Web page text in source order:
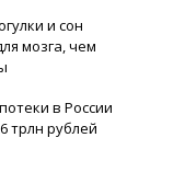
и сон
мозга, чем
в России
трлн рублей